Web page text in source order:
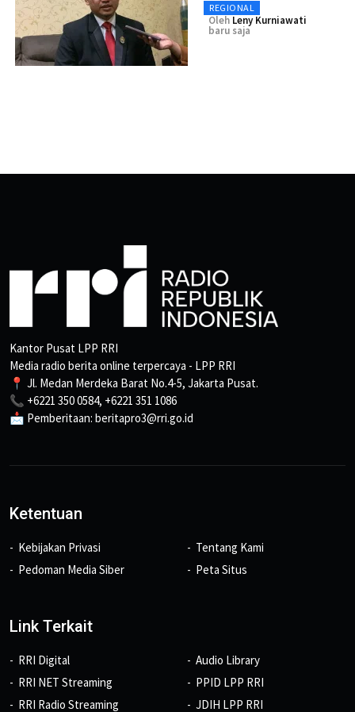
REGIONAL
Oleh Leny Kurniawati
baru saja
Kantor Pusat LPP RRI
Media radio berita online terpercaya - LPP RRI
📍 Jl. Medan Merdeka Barat No.4-5, Jakarta Pusat.
📞 +6221 350 0584, +6221 351 1086
📩 Pemberitaan: beritapro3@rri.go.id
Ketentuan
Kebijakan Privasi
Pedoman Media Siber
Tentang Kami
Peta Situs
Link Terkait
RRI Digital
RRI NET Streaming
RRI Radio Streaming
Audio Library
PPID LPP RRI
JDIH LPP RRI